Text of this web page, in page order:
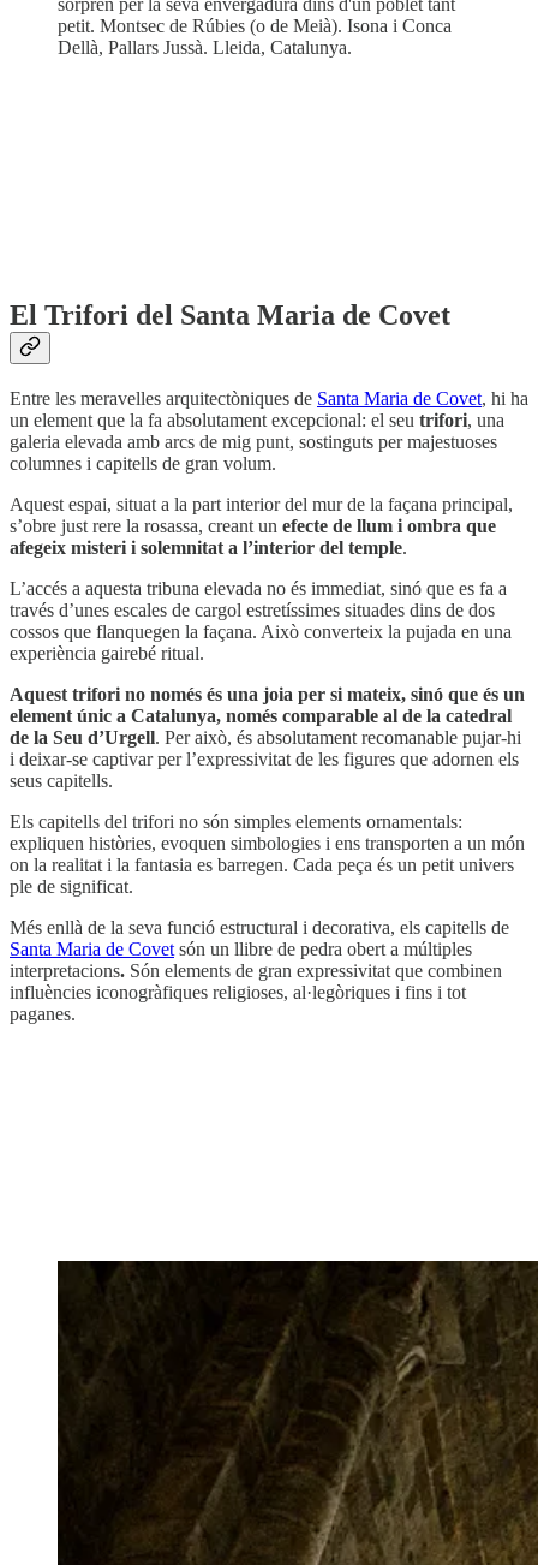
sorprèn per la seva envergadura dins d'un poblet tant
petit. Montsec de Rúbies (o de Meià). Isona i Conca
Dellà, Pallars Jussà. Lleida, Catalunya.
El Trifori del Santa Maria de Covet
Entre les meravelles arquitectòniques de Santa Maria de Covet, hi ha
un element que la fa absolutament excepcional: el seu trifori, una
galeria elevada amb arcs de mig punt, sostinguts per majestuoses
columnes i capitells de gran volum.
Aquest espai, situat a la part interior del mur de la façana principal,
s’obre just rere la rosassa, creant un efecte de llum i ombra que
afegeix misteri i solemnitat a l’interior del temple.
L’accés a aquesta tribuna elevada no és immediat, sinó que es fa a
través d’unes escales de cargol estretíssimes situades dins de dos
cossos que flanquegen la façana. Això converteix la pujada en una
experiència gairebé ritual.
Aquest trifori no només és una joia per si mateix, sinó que és un
element únic a Catalunya, només comparable al de la catedral
de la Seu d’Urgell. Per això, és absolutament recomanable pujar-hi
i deixar-se captivar per l’expressivitat de les figures que adornen els
seus capitells.
Els capitells del trifori no són simples elements ornamentals:
expliquen històries, evoquen simbologies i ens transporten a un món
on la realitat i la fantasia es barregen. Cada peça és un petit univers
ple de significat.
Més enllà de la seva funció estructural i decorativa, els capitells de
Santa Maria de Covet són un llibre de pedra obert a múltiples
interpretacions. Són elements de gran expressivitat que combinen
influències iconogràfiques religioses, al·legòriques i fins i tot
paganes.